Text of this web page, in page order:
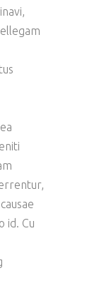
id. Cu